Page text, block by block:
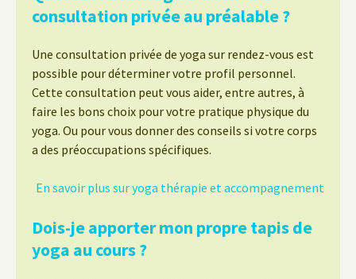
consultation privée au préalable ?
Une consultation privée de yoga sur rendez-vous est
possible pour déterminer votre profil personnel.
Cette consultation peut vous aider, entre autres, à
faire les bons choix pour votre pratique physique du
yoga. Ou pour vous donner des conseils si votre corps
a des préoccupations spécifiques.
En savoir plus sur yoga thérapie et accompagnement
Dois-je apporter mon propre tapis de
yoga au cours ?